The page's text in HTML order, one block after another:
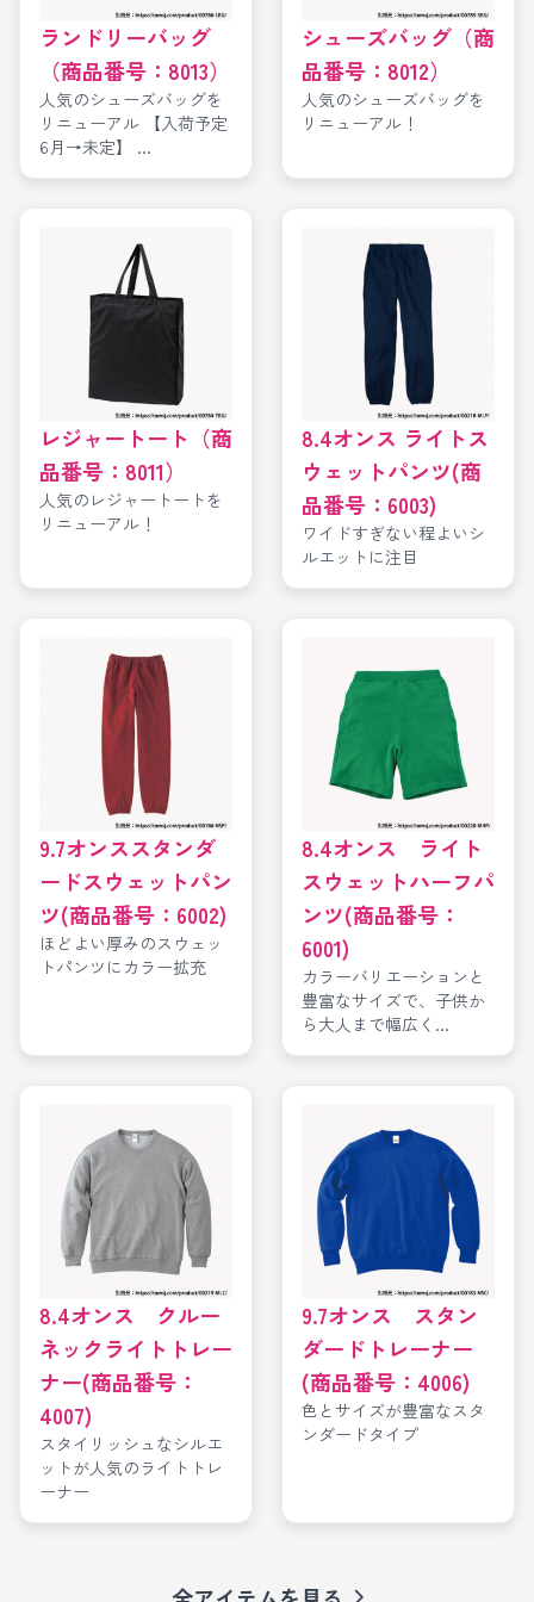
ランドリーバッグ
（商品番号：8013）
人気のシューズバッグを
リニューアル 【入荷予定
6月→未定】 ...
シューズバッグ（商
品番号：8012）
人気のシューズバッグを
リニューアル！
レジャートート（商
品番号：8011）
人気のレジャートートを
リニューアル！
8.4オンス ライトス
ウェットパンツ(商
品番号：6003)
ワイドすぎない程よいシ
ルエットに注目
9.7オンススタンダ
ードスウェットパン
ツ(商品番号：6002)
ほどよい厚みのスウェッ
トパンツにカラー拡充
8.4オンス ライト
スウェットハーフパ
ンツ(商品番号：
6001)
カラーバリエーションと
豊富なサイズで、子供か
ら大人まで幅広く...
8.4オンス クルー
ネックライトトレー
ナー(商品番号：
4007)
スタイリッシュなシルエ
ットが人気のライトトレ
ーナー
9.7オンス スタン
ダードトレーナー
(商品番号：4006)
色とサイズが豊富なスタ
ンダードタイプ